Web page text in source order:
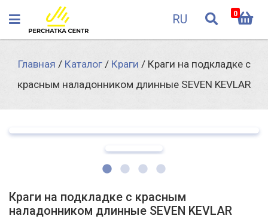
RU 0
Главная / Каталог/ Краги / Краги на подкладке с
красным наладонником длинные SEVEN KEVLAR
Краги на подкладке с красным
наладонником длинные SEVEN KEVLAR